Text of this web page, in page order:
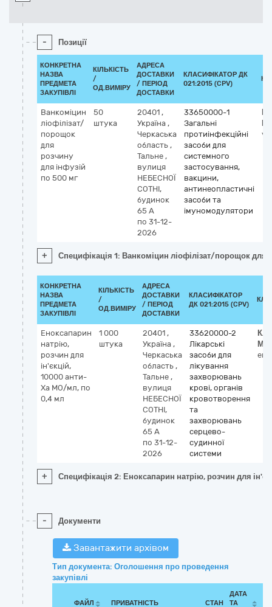
- Позиції
КОНКРЕТНА
НАЗВА
ПРЕДМЕТА
ЗАКУПІВЛІ
КІЛЬКІСТЬ
/
ОД.ВИМІРУ
АДРЕСА
ДОСТАВКИ
/ ПЕРІОД
ДОСТАВКИ
КЛАСИФІКАТОР ДК
021:2015 (CPV)
Ванкоміцин
ліофілізат/
порощок
для
розчину
для інфузій
по 500 мг
50
штука
20401 ,
Україна ,
Черкаська
область ,
Тальне ,
вулиця
НЕБЕСНОЇ
СОТНІ,
будинок
65 А
по 31-12-
2026
33650000-1
Загальні
протиінфекційні
засоби для
системного
застосування,
вакцини,
антинеопластичні
засоби та
імуномодулятори
+ Специфікація 1: Ванкоміцин ліофілізат/порощок для
КОНКРЕТНА
НАЗВА
ПРЕДМЕТА
ЗАКУПІВЛІ
КІЛЬКІСТЬ
/
ОД.ВИМІРУ
АДРЕСА
ДОСТАВКИ
/ ПЕРІОД
ДОСТАВКИ
КЛАСИФІКАТОР
ДК 021:2015 (CPV)
Еноксапарин
натрію,
розчин для
ін'єкцій,
10000 анти-
Ха МО/мл, по
0,4 мл
1 000
штука
20401 ,
Україна ,
Черкаська
область ,
Тальне ,
вулиця
НЕБЕСНОЇ
СОТНІ,
будинок
65 А
по 31-12-
2026
33620000-2
Лікарські
засоби для
лікування
захворювань
крові, органів
кровотворення
та
захворювань
серцево-
судинної
системи
+ Специфікація 2: Еноксапарин натрію, розчин для
- Документи
Завантажити архівом
Тип документа: Оголошення про проведення
закупівлі
ФАЙЛ ПРИВАТНІСТЬ СТАН
ДАТА
ТА